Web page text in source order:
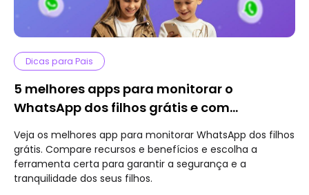
Dicas para Pais
5 melhores apps para monitorar o
WhatsApp dos filhos grátis e com
segurança
Veja os melhores app para monitorar WhatsApp dos filhos
grátis. Compare recursos e benefícios e escolha a
ferramenta certa para garantir a segurança e a
tranquilidade dos seus filhos.